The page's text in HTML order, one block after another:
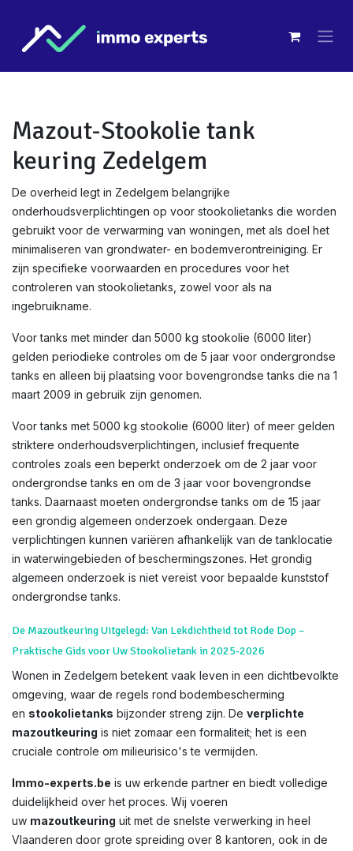
Mazout-Stookolie tank
keuring Zedelgem
De overheid legt in Zedelgem belangrijke
onderhoudsverplichtingen op voor stookolietanks die worden
gebruikt voor de verwarming van woningen, met als doel het
minimaliseren van grondwater- en bodemverontreiniging. Er
zijn specifieke voorwaarden en procedures voor het
controleren van stookolietanks, zowel voor als na
ingebruikname.
Voor tanks met minder dan 5000 kg stookolie (6000 liter)
gelden periodieke controles om de 5 jaar voor ondergrondse
tanks en alleen bij plaatsing voor bovengrondse tanks die na 1
maart 2009 in gebruik zijn genomen.
Voor tanks met 5000 kg stookolie (6000 liter) of meer gelden
striktere onderhoudsverplichtingen, inclusief frequente
controles zoals een beperkt onderzoek om de 2 jaar voor
ondergrondse tanks en om de 3 jaar voor bovengrondse
tanks. Daarnaast moeten ondergrondse tanks om de 15 jaar
een grondig algemeen onderzoek ondergaan. Deze
verplichtingen kunnen variëren afhankelijk van de tanklocatie
in waterwingebieden of beschermingszones. Het grondig
algemeen onderzoek is niet vereist voor bepaalde kunststof
ondergrondse tanks.
De Mazoutkeuring Uitgelegd: Van Lekdichtheid tot Rode Dop –
Praktische Gids voor Uw Stookolietank in 2025-2026
Wonen in Zedelgem betekent vaak leven in een dichtbevolkte
omgeving, waar de regels rond bodembescherming
en stookolietanks bijzonder streng zijn. De verplichte
mazoutkeuring is niet zomaar een formaliteit; het is een
cruciale controle om milieurisico's te vermijden.
Immo-experts.be is uw erkende partner en biedt volledige
duidelijkheid over het proces. Wij voeren
uw mazoutkeuring uit met de snelste verwerking in heel
Vlaanderen door grote spreiding over 8 kantoren, ook in de